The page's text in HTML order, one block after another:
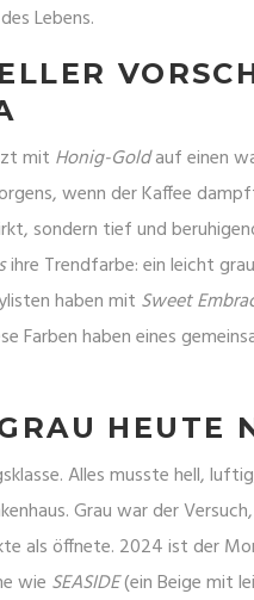
Lebens.
mit Honig-Goldauf einen
wenn der Kaffee
sondern tief und
ihre Trendfarbe: ein leicht
haben mit Sweet
haben eines
HEUTE
Alles musste hell,
Grau war der
als öffnete. 2024 ist der
wie SEASIDE(ein Beige mit